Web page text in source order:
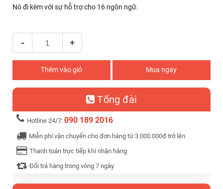
Nó đi kèm với sự hỗ trợ cho 16 ngôn ngữ.
- +
Thêm vào giỏ Mua ngay
Tổng đài
Hotline 24/7: 090 189 2016
Miễn phí vận chuyển cho đơn hàng từ 3.000.000đ trở lên
Thanh toán trực tiếp khi nhận hàng
Đổi trả hàng trong vòng 7 ngày